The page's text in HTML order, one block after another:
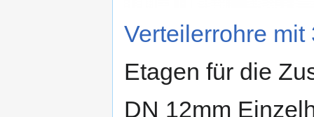
Verteilerrohre
Etagen für die
DN 12mm